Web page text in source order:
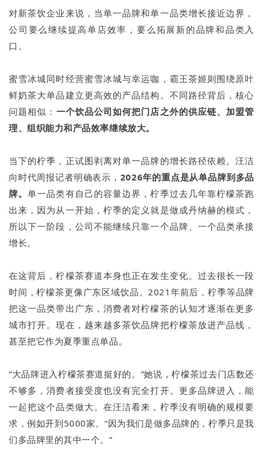
对新茶饮企业来说，当单一品牌和单一品类增长接近边界，
公司要么继续提高单店效率，要么拓展新的品牌和品类入
口。
蜜雪冰城同时经营蜜雪冰城与幸运咖，霸王茶姬则围绕原叶
鲜奶茶大单品建立更高效的产品结构。不同路径背后，核心
问题相似： 一个饮品公司如何把门店之外的供应链、加盟管
理、组织能力和产品效率继续放大。
当下的柠季，正试图剥离对单一品牌的增长路径依赖。汪洁
向时代周报记者明确表示， 2026年的重点是从单品牌到多品
牌。单一品类有自己的容量边界，柠季过去几年靠柠檬茶跑
出来，因为从一开始，柠季的定义就是做成丹纳赫的模式，
所以下一阶段，公司不能继续只靠一个品牌、一个品类承接
增长。
在这背后，柠檬茶赛道本身也正在发生变化。过去很长一段
时间，柠檬茶更像广东区域饮品。2021年前后，柠季等品牌
把这一品类带出广东，消费者对柠檬茶的认知才逐渐在更多
城市打开。现在，越来越多茶饮品牌把柠檬茶放进产品线，
甚至把它作为夏季重点单品。
“大品牌进入柠檬茶赛道挺好的。”她说，柠檬茶过去门店数还
不够多，消费者接受度也没有完全打开。更多品牌进入，能
一起把这个品类做大。在汪洁看来，柠季没有明确的规模要
求，例如开到5000家。“因为我们是做多品牌的，柠季只是我
们多品牌里的其中一个。”